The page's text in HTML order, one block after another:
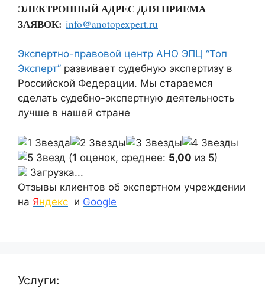
ЭЛЕКТРОННЫЙ АДРЕС ДЛЯ ПРИЕМА
ЗАЯВОК: info@anotopexpert.ru
Экспертно-правовой центр АНО ЭПЦ “Топ
Эксперт” развивает судебную экспертизу в
Российской Федерации. Мы стараемся
сделать судебно-экспертную деятельность
лучше в нашей стране
(1 оценок, среднее: 5,00 из 5)
Загрузка...
Отзывы клиентов об экспертном учреждении
на Яндекс и Google
Услуги: